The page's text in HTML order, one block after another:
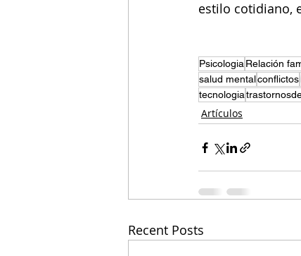
estilo cotidiano,
Psicologia Relación
salud mentalconflictos
tecnologia
Artículos
Recent Posts